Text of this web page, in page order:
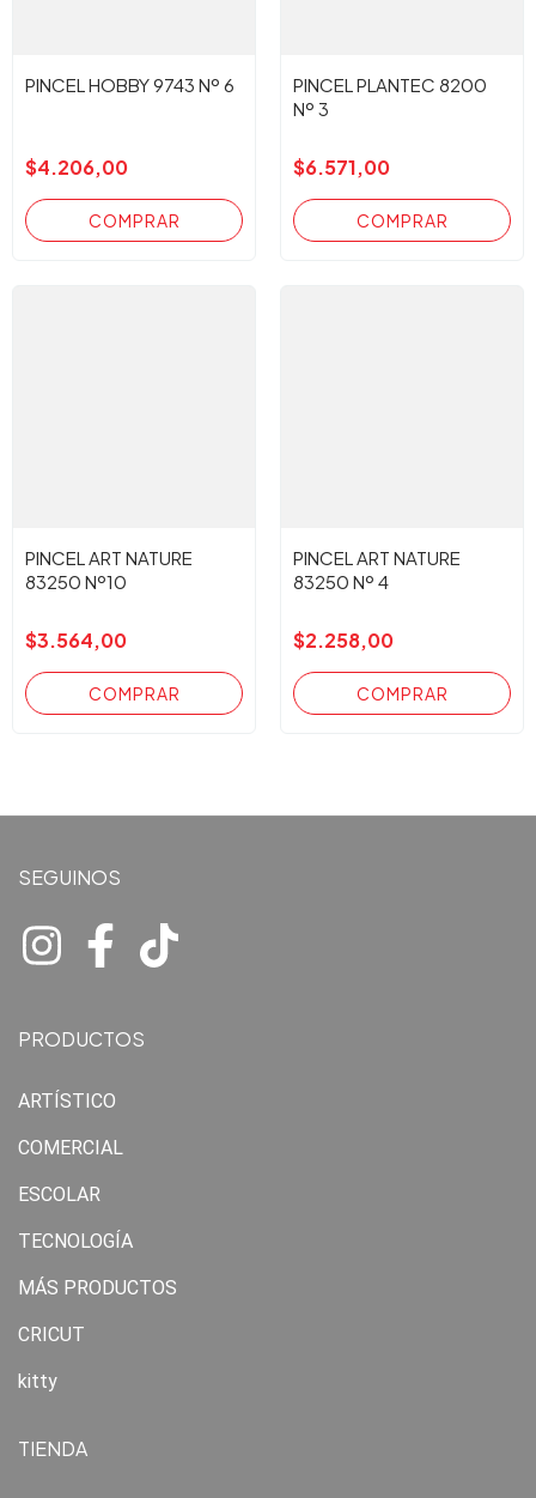
PINCEL HOBBY 9743 Nº 6
$4.206,00
PINCEL PLANTEC 8200
Nº 3
$6.571,00
PINCEL ART NATURE
83250 Nº10
$3.564,00
PINCEL ART NATURE
83250 Nº 4
$2.258,00
SEGUINOS
PRODUCTOS
ARTÍSTICO
COMERCIAL
ESCOLAR
TECNOLOGÍA
MÁS PRODUCTOS
CRICUT
kitty
TIENDA